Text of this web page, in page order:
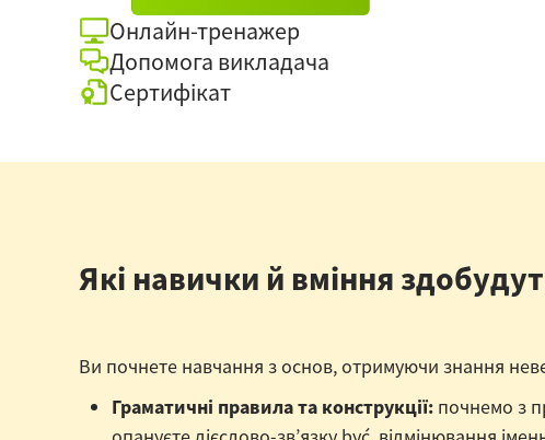
Онлайн-тренажер
Допомога викладача
Сертифікат
Які навички й вміння
Ви почнете навчання з основ, отримуючи знання
Граматичні правила та конструкції: почнемо з